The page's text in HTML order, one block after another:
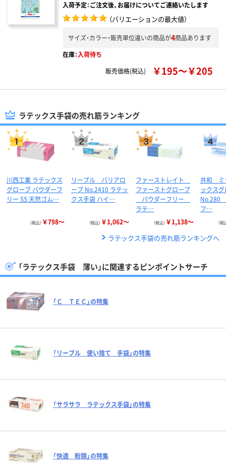
入荷予定：ご注文後、お届けについてご連絡いたします
（バリエーションの最大値）
サイズ・カラー・販売単位違いの商品が4商品あります
在庫：入荷待ち
販売価格(税込)
￥195～￥205
ラテックス手袋の売れ筋ランキング
川西工業 ラテックス
グローブ パウダーフ
リー SS 天然ゴム…
（税込） ￥798～
リーブル バリアロ
ーブ No.2410 ラテッ
クス手袋 ハイ…
（税込） ￥1,062～
ファーストレイト
ファーストグローブ
パウダーフリー
ラテ…
（税込） ￥1,138～
共和 ミ
ックス
No.280
フ…
（税
ラテックス手袋の売れ筋ランキングへ
「ラテックス手袋 薄い」に関連するピンポイントサーチ
「Ｃ ＴＥＣ」の特集
「リーブル 使い捨て 手袋」の特集
「サラサラ ラテックス手袋」の特集
「快適 粉類」の特集